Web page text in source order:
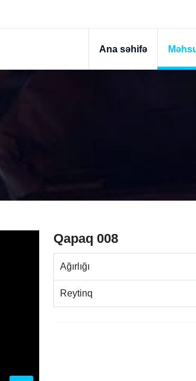
Ana səhifə
Qapaq 008
Ağırlığı
Reytinq